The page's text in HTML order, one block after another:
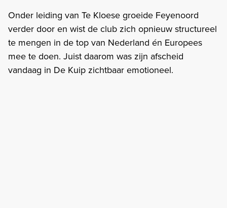
Onder leiding van Te Kloese groeide Feyenoord
verder door en wist de club zich opnieuw structureel
te mengen in de top van Nederland én Europees
mee te doen. Juist daarom was zijn afscheid
vandaag in De Kuip zichtbaar emotioneel.